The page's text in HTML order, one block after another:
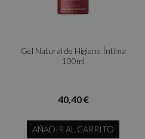
Gel Natural de Higiene Íntima
100ml
40,40 €
AÑADIR AL CARRITO